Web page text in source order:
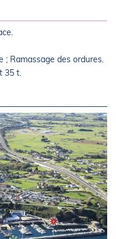
; Ramassage des ordures.
35 t.